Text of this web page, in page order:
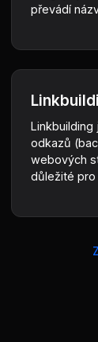
převádí
odkazů
webových
důležité pro